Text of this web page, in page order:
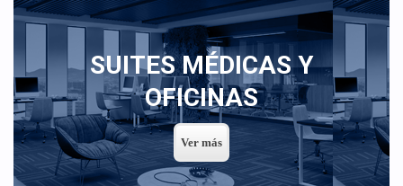
SUITES MÉDICAS Y
OFICINAS